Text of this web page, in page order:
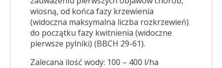
wiosną, od końca fazy krzewienia
(widoczna maksymalna liczba rozkrzewień)
do początku fazy kwitnienia (widoczne
pierwsze pylniki) (BBCH 29-61).
Zalecana ilość wody: 100 – 400 l/ha